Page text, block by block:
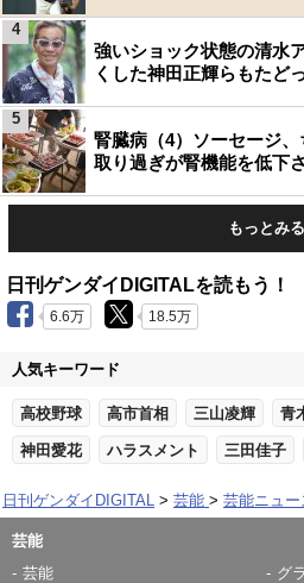
強いショック状態の清水
くした神田正輝らもたど
4
腎臓病（4）ソーセージ
取り過ぎが腎機能を低下
5
もっとみる
日刊ゲンダイDIGITALを読もう！
6.6万 18.5万
人気キーワード
高校野球 高市首相 三山凌輝 青
神田愛花 ハラスメント 三田佳子
日刊ゲンダイDIGITAL 芸能 芸能ニュー
芸能
芸能
グ